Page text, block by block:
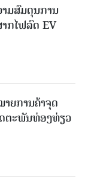
າມສົມດຸນການ
ກໄຟລົດ EV
ຍການຄ້າຈຸດ
ຕະພັນທ່ອງທ່ຽວ